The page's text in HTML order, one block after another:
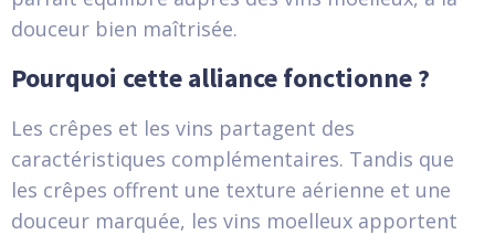
douceur bien maîtrisée.
Pourquoi cette alliance fonctionne ?
Les crêpes et les vins partagent des
caractéristiques complémentaires. Tandis que
les crêpes offrent une texture aérienne et une
douceur marquée, les vins moelleux apportent